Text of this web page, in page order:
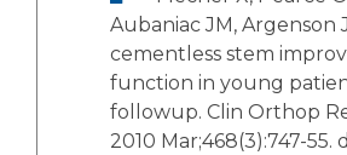
Aubaniac JM, Argenson
cementless stem
function in young
followup. Clin Orthop
2010 Mar;468(3):747-55. doi: